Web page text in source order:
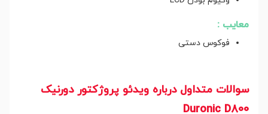
معایب :
فوکوس دستی
سوالات متداول درباره ویدئو پروژکتور دورنیک
Duronic D800